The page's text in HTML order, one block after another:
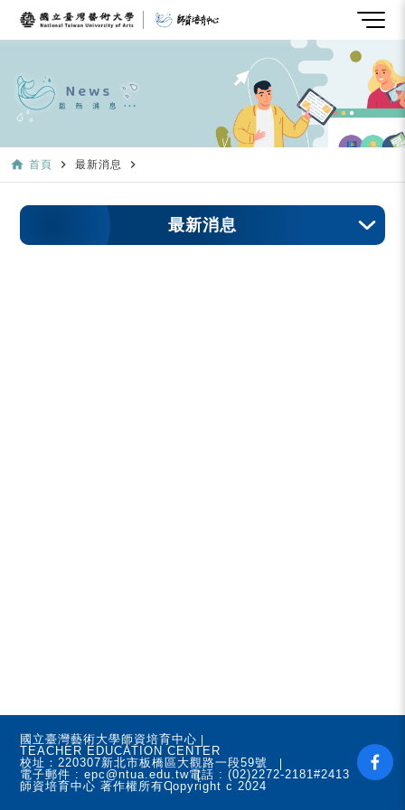
home 首頁 navigate_next 最新消息 navigate_next
最新消息
國立臺灣藝術大學師資培育中心
TEACHER EDUCATION CENTER
校址：220307新北市板橋區大觀路一段59號
電子郵件 : epc@ntua.edu.tw電話 : (02)2272-2181#2413
師資培育中心 著作權所有Copyright c 2024